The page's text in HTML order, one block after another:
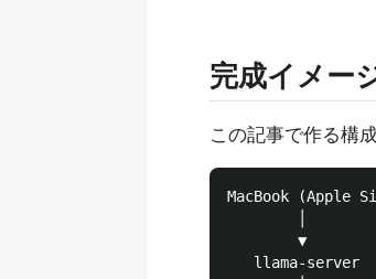
完成イメー
この記事で作る構
MacBook (Apple
        ▼
   llama-server